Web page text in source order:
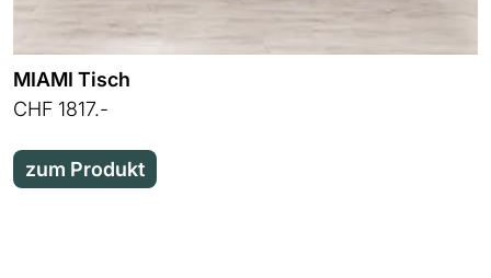
MIAMI Tisch
CHF 1817.-
zum Produkt